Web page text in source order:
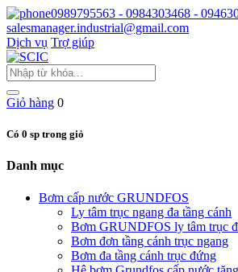
0989795563 - 0984303468 -
salesmanager.industrial@gmail.com
Dịch vụ Trợ giúp
Giỏ hàng 0
Có 0 sp trong giỏ
Danh mục
Bơm cấp nước GRUNDFOS
Ly tâm trục ngang đa tầng cánh
Bơm GRUNDFOS ly tâm trục
Bơm đơn tầng cánh trục ngang
Bơm đa tầng cánh trục đứng